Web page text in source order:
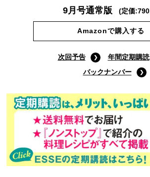
Amazonで購入する
次回予告
年間定期購読
バックナンバー